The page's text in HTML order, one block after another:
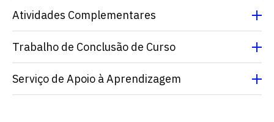
Atividades Complementares
Trabalho de Conclusão de Curso
Serviço de Apoio à Aprendizagem
Escolha a vaga que você
quer concorrer:
vagas para início de curso